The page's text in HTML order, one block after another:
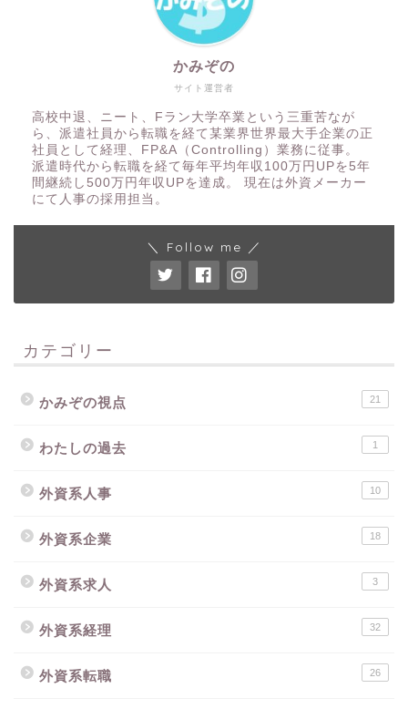
サイト運営者
かみぞの
高校中退、ニート、Fラン大学卒業という三重苦なが
ら、派遣社員から転職を経て某業界世界最大手企業の正
社員として経理、FP&A（Controlling）業務に従事。
派遣時代から転職を経て毎年平均年収100万円UPを5年
間継続し500万円年収UPを達成。 現在は外資メーカー
にて人事の採用担当。
＼ Follow me ／
カテゴリー
かみぞの視点 21
わたしの過去 1
外資系人事 10
外資系企業 18
外資系求人 3
外資系経理 32
外資系転職 26